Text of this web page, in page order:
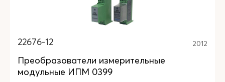
22676-12 2012
Преобразователи измерительные
модульные ИПМ 0399